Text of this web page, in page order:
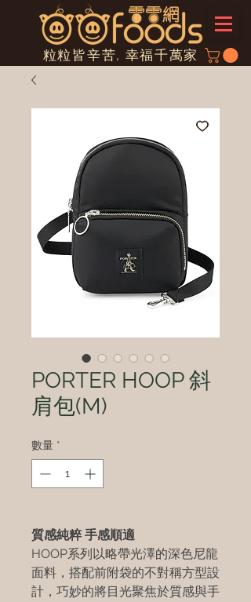
粒粒皆辛苦, 幸福千萬家
PORTER HOOP 斜
肩包(M)
數量 *
質感純粹 手感順適
HOOP系列以略帶光澤的深色尼龍
面料，搭配前附袋的不對稱方型設
計，巧妙的將目光聚焦於質感與手